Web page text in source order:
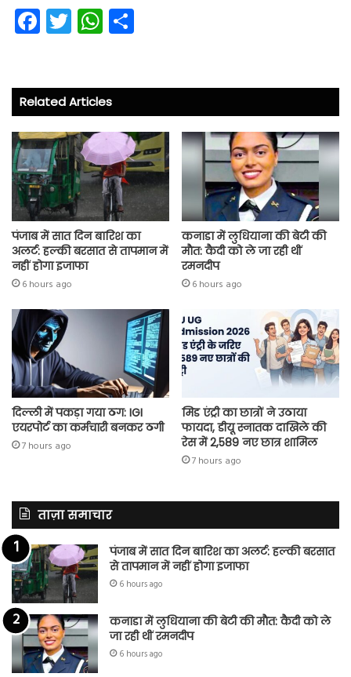
Fa
ce
o
ok
T
wi
er
W
ha
A
p
p
Related Articles
पंजाब में सात दिन बारिश का
अलर्ट: हल्की बरसात से तापमान में
नहीं होगा इजाफा
6 hours ago
कनाडा में लुधियाना की बेटी की
माैत: कैदी को ले जा रही थीं
रमनदीप
6 hours ago
दिल्ली में पकड़ा गया ठग: IGI
एयरपोर्ट का कर्मचारी बनकर ठगी
7 hours ago
मिड एंट्री का छात्रों ने उठाया
फायदा, डीयू स्नातक दाखिले की
रेस में 2,589 नए छात्र शामिल
7 hours ago
ताज़ा समाचार
पंजाब में सात दिन बारिश का अलर्ट: हल्की बरसात
से तापमान में नहीं होगा इजाफा
6 hours ago
कनाडा में लुधियाना की बेटी की माैत: कैदी को ले
जा रही थीं रमनदीप
6 hours ago